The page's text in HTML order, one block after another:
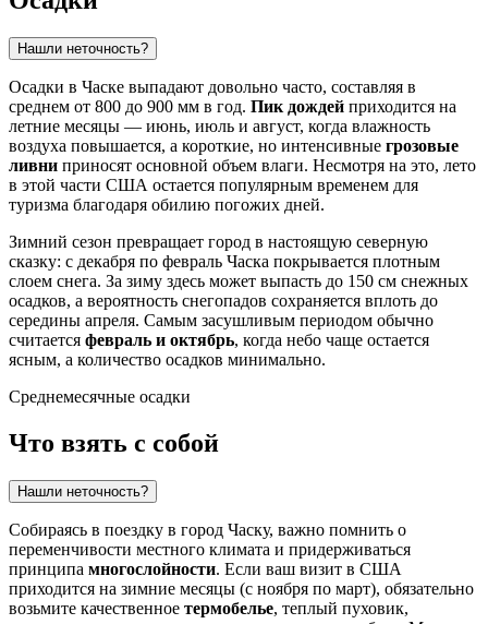
Нашли неточность?
Осадки в Часке выпадают довольно часто, составляя в
среднем от 800 до 900 мм в год. Пик дождей приходится на
летние месяцы — июнь, июль и август, когда влажность
воздуха повышается, а короткие, но интенсивные грозовые
ливни приносят основной объем влаги. Несмотря на это, лето
в этой части США остается популярным временем для
туризма благодаря обилию погожих дней.
Зимний сезон превращает город в настоящую северную
сказку: с декабря по февраль Часка покрывается плотным
слоем снега. За зиму здесь может выпасть до 150 см снежных
осадков, а вероятность снегопадов сохраняется вплоть до
середины апреля. Самым засушливым периодом обычно
считается февраль и октябрь, когда небо чаще остается
ясным, а количество осадков минимально.
Среднемесячные осадки
Что взять с собой
Нашли неточность?
Собираясь в поездку в город Часку, важно помнить о
переменчивости местного климата и придерживаться
принципа многослойности. Если ваш визит в США
приходится на зимние месяцы (с ноября по март), обязательно
возьмите качественное термобелье, теплый пуховик,